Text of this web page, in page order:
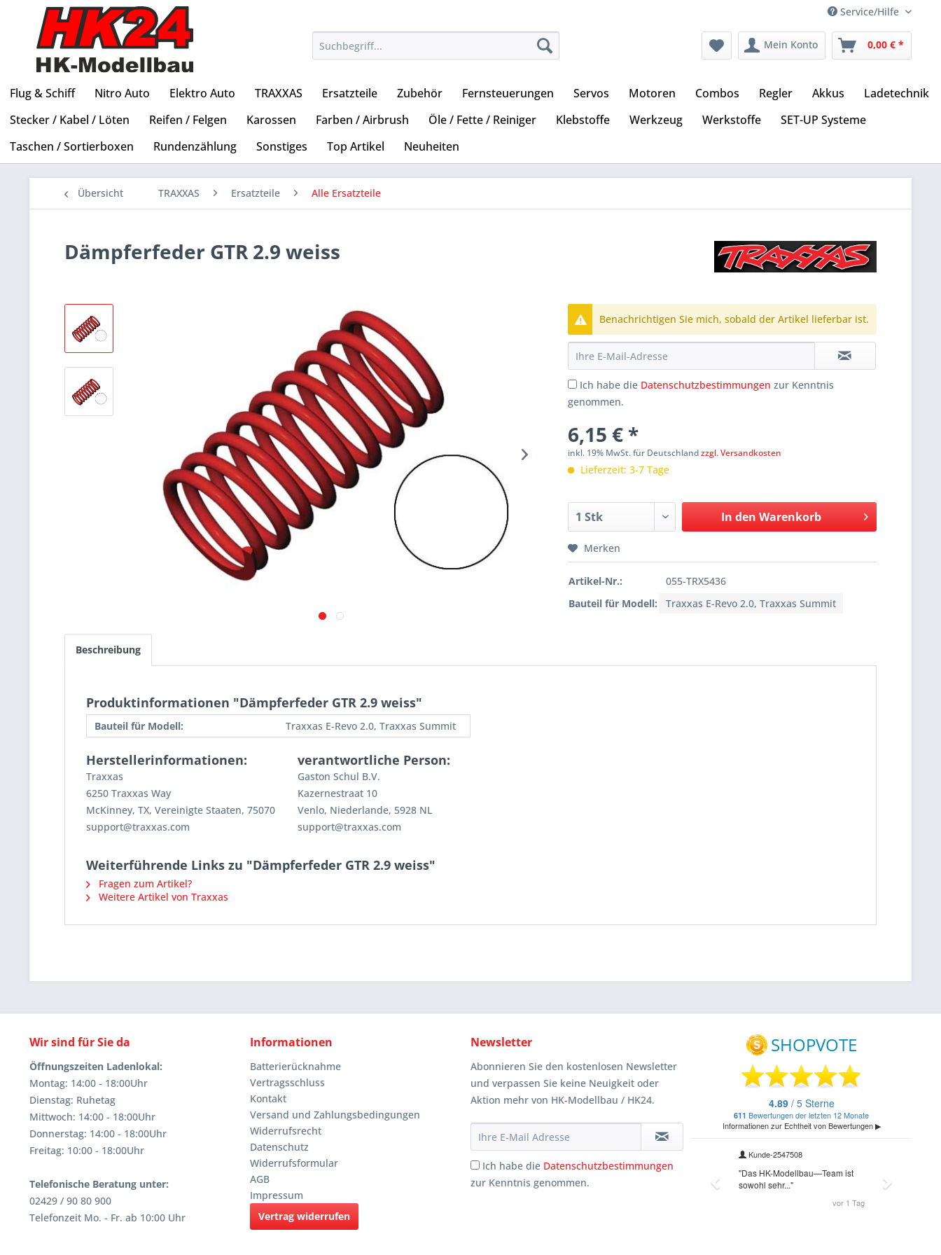
Service/Hilfe
Mein Konto 0,00 € *
Flug & Schiff Nitro Auto Elektro Auto TRAXXAS Ersatzteile Zubehör Fernsteuerungen Servos Motoren Combos Regler Akkus
Ladetechnik
Stecker / Kabel / Löten
Reifen / Felgen Karossen Farben / Airbrush Öle / Fette / Reiniger Klebstoffe Werkzeug Werkstoffe
SET-UP Systeme
Taschen / Sortierboxen
Rundenzählung Sonstiges Top Artikel Neuheiten
Übersicht TRAXXAS Ersatzteile Alle Ersatzteile
Dämpferfeder GTR 2.9 weiss
Benachrichtigen Sie mich, sobald der Artikel lieferbar ist.
Ich habe die Datenschutzbestimmungen zur Kenntnis
genommen.
6,15 € *
inkl. 19% MwSt. für Deutschlandzzgl. Versandkosten
Lieferzeit: 3-7 Tage
In den Warenkorb
Merken
Artikel-Nr.:
055-TRX5436
Bauteil für Modell:
Traxxas E-Revo 2.0, Traxxas Summit
Beschreibung
Produktinformationen "Dämpferfeder GTR 2.9 weiss"
Bauteil für Modell: Traxxas E-Revo 2.0, Traxxas Summit
Herstellerinformationen:
Traxxas
6250 Traxxas Way
McKinney, TX, Vereinigte Staaten, 75070
support@traxxas.com
verantwortliche Person:
Gaston Schul B.V.
Kazernestraat 10
Venlo, Niederlande, 5928 NL
support@traxxas.com
Weiterführende Links zu "Dämpferfeder GTR 2.9 weiss"
Fragen zum Artikel?
Weitere Artikel von Traxxas
Wir sind für Sie da
Öffnungszeiten Ladenlokal:
Montag: 14:00 - 18:00Uhr
Dienstag: Ruhetag
Mittwoch: 14:00 - 18:00Uhr
Donnerstag: 14:00 - 18:00Uhr
Freitag: 10:00 - 18:00Uhr
Telefonische Beratung unter:
02429 / 90 80 900
Telefonzeit Mo. - Fr. ab 10:00 Uhr
Informationen
Batterierücknahme
Vertragsschluss
Kontakt
Versand und Zahlungsbedingungen
Widerrufsrecht
Datenschutz
Widerrufsformular
AGB
Impressum
Vertrag widerrufen
Newsletter
Abonnieren Sie den kostenlosen Newsletter
und verpassen Sie keine Neuigkeit oder
Aktion mehr von HK-Modellbau / HK24.
Ich habe die Datenschutzbestimmungen
zur Kenntnis genommen.